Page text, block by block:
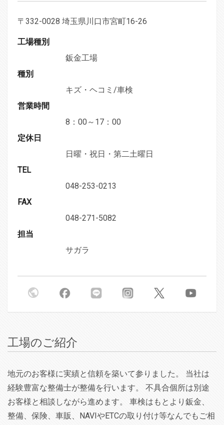
〒332-0028 埼玉県川口市宮町16-26
工場種別
鈑金工場
種別
キズ・ヘコミ/車検
営業時間
8：00～17：00
定休日
日曜・祝日・第二土曜日
TEL
048-253-0213
FAX
048-271-5082
担当
サガラ
工場のご紹介
地元のお客様に実績と信頼を築いて参りました。 当社は
経験豊富な整備士が整備を行います。 不具合個所は別途
お客様と相談しながら進めます。 車検はもとより鈑金、
整備、保険、車販、NAVIやETCの取り付け等なんでもご相